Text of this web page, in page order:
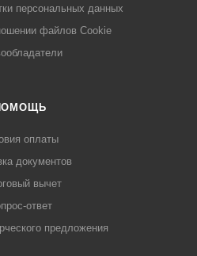
персональных данных
файлов Cookie
оплаты
документов
вычет
ответ
предложения